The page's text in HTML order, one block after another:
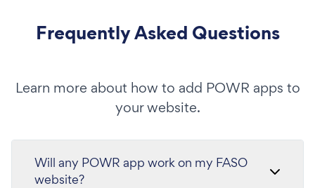
Frequently Asked Questions
Learn more about how to add POWR apps to
your website.
Will any POWR app work on my FASO
website?